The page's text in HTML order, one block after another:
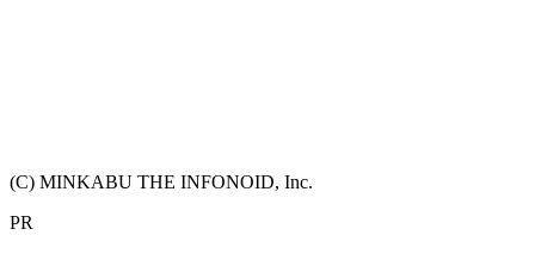
(C) MINKABU THE INFONOID, Inc.
PR